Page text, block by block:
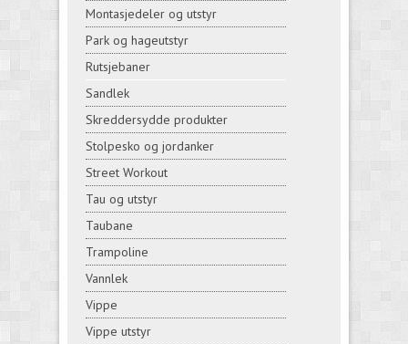
Montasjedeler og utstyr
Park og hageutstyr
Rutsjebaner
Sandlek
Skreddersydde produkter
Stolpesko og jordanker
Street Workout
Tau og utstyr
Taubane
Trampoline
Vannlek
Vippe
Vippe utstyr